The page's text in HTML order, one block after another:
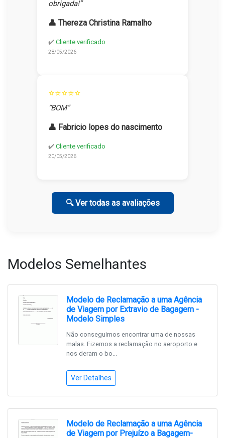
obrigada!”
👤 Thereza Christina Ramalho
✔️ Cliente verificado
28/05/2026
⭐⭐⭐⭐⭐
“BOM”
👤 Fabricio lopes do nascimento
✔️ Cliente verificado
20/05/2026
🔍 Ver todas as avaliações
Modelos Semelhantes
Modelo de Reclamação a uma Agência
de Viagem por Extravio de Bagagem -
Modelo Simples
Não conseguimos encontrar uma de nossas
malas. Fizemos a reclamação no aeroporto e
nos deram o bo...
Ver Detalhes
Modelo de Reclamação a uma Agência
de Viagem por Prejuízo a Bagagem-